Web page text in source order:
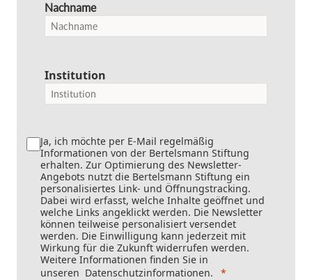
Nachname
Institution
Ja, ich möchte per E-Mail regelmäßig
Informationen von der Bertelsmann Stiftung
erhalten. Zur Optimierung des Newsletter-
Angebots nutzt die Bertelsmann Stiftung ein
personalisiertes Link- und Öffnungstracking.
Dabei wird erfasst, welche Inhalte geöffnet und
welche Links angeklickt werden. Die Newsletter
können teilweise personalisiert versendet
werden. Die Einwilligung kann jederzeit mit
Wirkung für die Zukunft widerrufen werden.
Weitere Informationen finden Sie in
unseren Datenschutzinformationen.